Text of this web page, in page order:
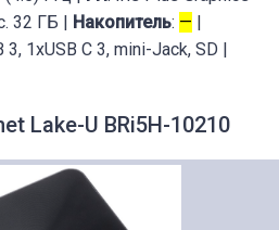
32 ГБ | Накопитель: —
1xUSB C 3, mini-Jack, SD |
Lake-U BRi5H-10210